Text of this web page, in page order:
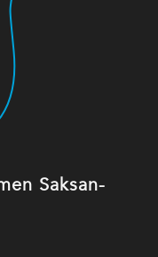
Saksan-